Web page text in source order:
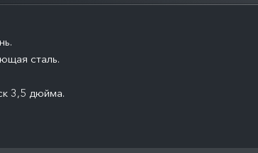
сталь.
3,5 дюйма.